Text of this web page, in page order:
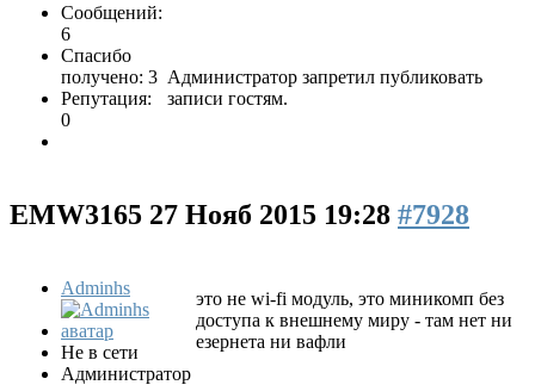
Сообщений:
6
Спасибо
получено: 3
Репутация:
0
Администратор запретил публиковать
записи гостям.
EMW3165 27 Нояб 2015 19:28 #7928
Adminhs
Не в сети
Администратор
это не wi-fi модуль, это миникомп без
доступа к внешнему миру - там нет ни
езернета ни вафли